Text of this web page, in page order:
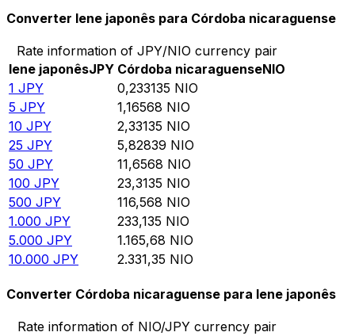
Converter Iene japonês para Córdoba nicaraguense
Rate information of JPY/NIO currency pair
Iene japonêsJPY Córdoba nicaraguenseNIO
1 JPY 0,233135 NIO
5 JPY 1,16568 NIO
10 JPY 2,33135 NIO
25 JPY 5,82839 NIO
50 JPY 11,6568 NIO
100 JPY 23,3135 NIO
500 JPY 116,568 NIO
1.000 JPY 233,135 NIO
5.000 JPY 1.165,68 NIO
10.000 JPY 2.331,35 NIO
Converter Córdoba nicaraguense para Iene japonês
Rate information of NIO/JPY currency pair